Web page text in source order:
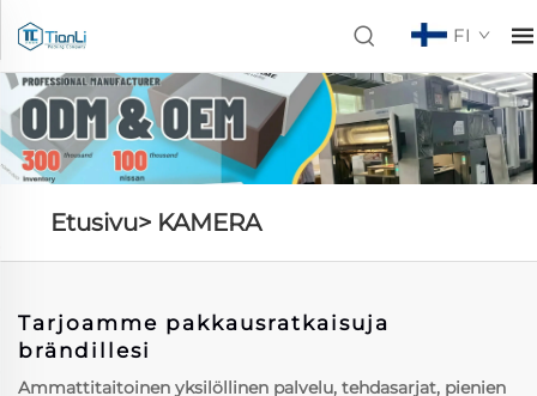
FI
Etusivu> KAMERA
Tarjoamme pakkausratkaisuja
brändillesi
Ammattitaitoinen yksilöllinen palvelu, tehdasarjat, pienien